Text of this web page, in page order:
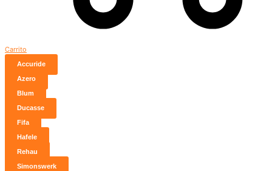
Carrito
Accuride
Azero
Blum
Ducasse
Fifa
Hafele
Rehau
Simonswerk